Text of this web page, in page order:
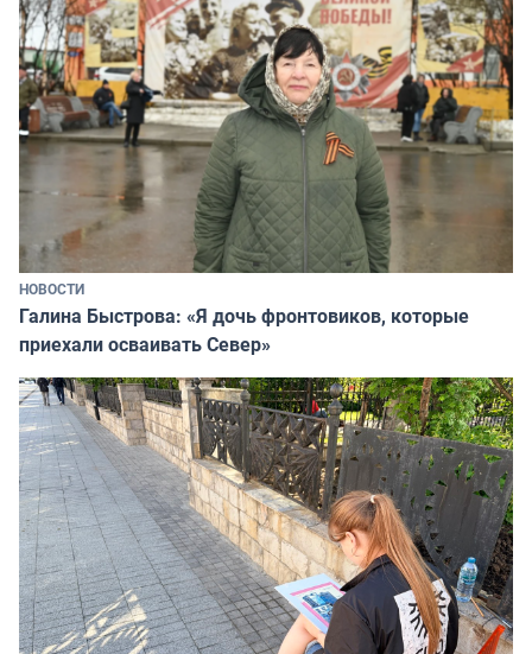
НОВОСТИ
Галина Быстрова: «Я дочь фронтовиков, которые
приехали осваивать Север»